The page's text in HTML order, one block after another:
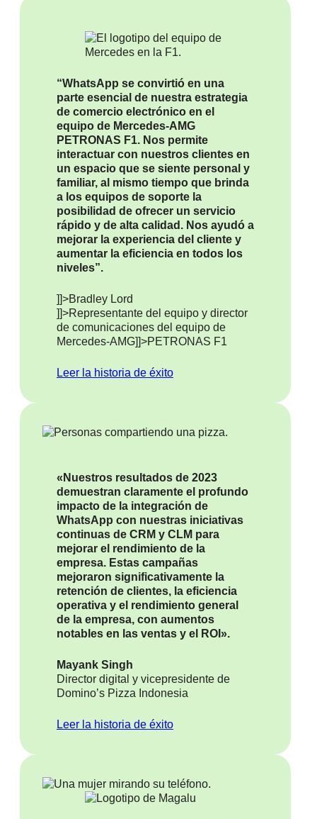
“WhatsApp se convirtió en una
parte esencial de nuestra estrategia
de comercio electrónico en el
equipo de Mercedes-AMG
PETRONAS F1. Nos permite
interactuar con nuestros clientes en
un espacio que se siente personal y
familiar, al mismo tiempo que brinda
a los equipos de soporte la
posibilidad de ofrecer un servicio
rápido y de alta calidad. Nos ayudó a
mejorar la experiencia del cliente y
aumentar la eficiencia en todos los
niveles”.
]]>Bradley Lord
]]>Representante del equipo y director
de comunicaciones del equipo de
Mercedes-AMG]]>PETRONAS F1
Leer la historia de éxito
«Nuestros resultados de 2023
demuestran claramente el profundo
impacto de la integración de
WhatsApp con nuestras iniciativas
continuas de CRM y CLM para
mejorar el rendimiento de la
empresa. Estas campañas
mejoraron significativamente la
retención de clientes, la eficiencia
operativa y el rendimiento general
de la empresa, con aumentos
notables en las ventas y el ROI».
Mayank Singh
Director digital y vicepresidente de
Domino’s Pizza Indonesia
Leer la historia de éxito